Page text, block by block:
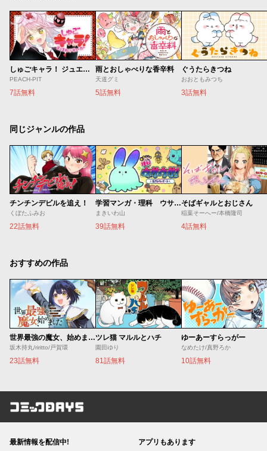
しゅごキャラ！ ジュエルジョーカー
PEACH-PIT
7話無料
雨とおしゃべりな香辛料
天道グミ
5話無料
ぐうたらきつね
おおともみつち
3話無料
同じジャンルの作品
チンチンデビルを追え！
くぼたふみお
22話無料
学習マンガ・理科 ウサウサ！
まきいわ山
39話無料
そばギャルとおじさん
稲葉そーへー/本橋隆司
4話無料
おすすめの作品
世界最強の魔女、始めました ～私だけ『攻略サイト』を見れる世界で自由に生きます～
坂木持丸/riritto/戸賀環
23話無料
ツレ猫 マルルとハチ
園田ゆり
81話無料
ゆーあーすらっがー
なめたけ/真野ろか
10話無料
コミックDAYS
最新情報を配信中! アプリもあります